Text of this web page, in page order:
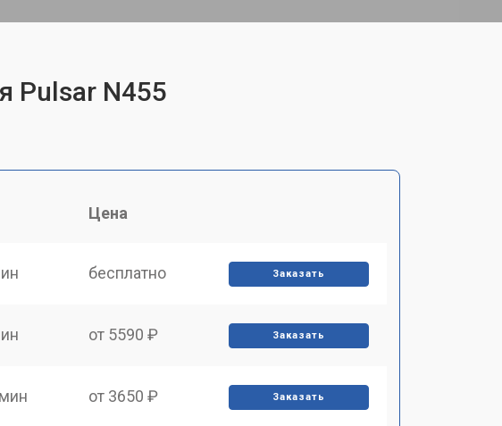
Pulsar N455
Цена
бесплатно Заказать
от 5590 ₽ Заказать
от 3650 ₽ Заказать